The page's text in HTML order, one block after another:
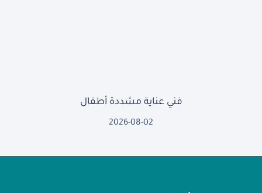
فني عناية مشددة أطفال
2026-08-02